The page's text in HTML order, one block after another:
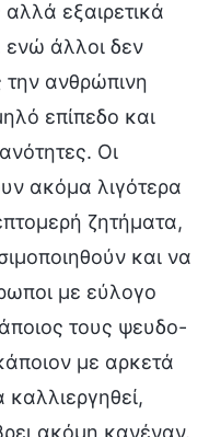
εξαιρετικά
άλλοι δεν
ανθρώπινη
επίπεδο και
Οι
ακόμα λιγότερα
ζητήματα,
και να
με εύλογο
τους ψευδο-
με αρκετά
ακόμη κανέναν.